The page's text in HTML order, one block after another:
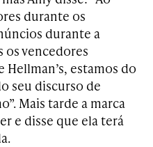
durante os
durante a
os vencedores
Hellman’s, estamos do
seu discurso de
Mais tarde a marca
e disse que ela terá